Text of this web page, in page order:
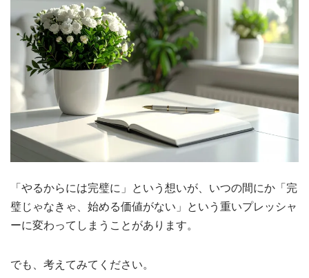
「やるからには完璧に」という想いが、いつの間にか「完
璧じゃなきゃ、始める価値がない」という重いプレッシャ
ーに変わってしまうことがあります。
でも、考えてみてください。